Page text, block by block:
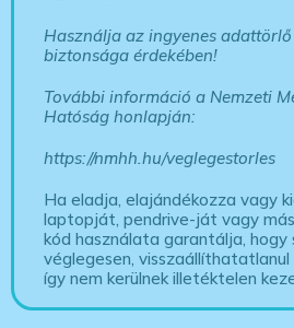
Használja az ingyenes
biztonsága érdekében!
További információ a Nemzeti
Hatóság honlapján:
https://nmhh.hu/veglegestorles
Ha eladja, elajándékozza vagy
laptopját, pendrive-ját vagy
kód használata garantálja, hogy
véglegesen, visszaállíthatatlanul
így nem kerülnek illetéktelen